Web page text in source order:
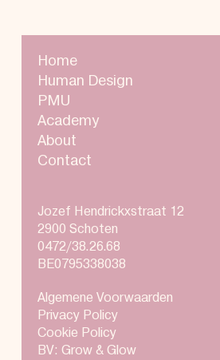
Home
Human Design
PMU
Academy
About
Contact
Jozef Hendrickxstraat 12
2900 Schoten
0472/38.26.68
BE0795338038
Algemene Voorwaarden
Privacy Policy
Cookie Policy
BV: Grow & Glow